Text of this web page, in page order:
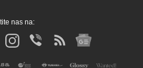
nas na: